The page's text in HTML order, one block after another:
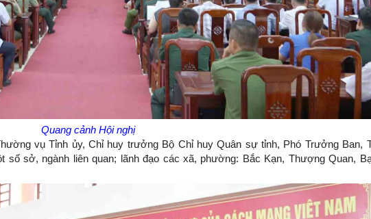
Quang cảnh Hội nghị
vụ Tỉnh ủy, Chỉ huy trưởng Bộ Chỉ huy Quân sự tỉnh, Phó Trưởng Ban,
số sở, ngành liên quan; lãnh đạo các xã, phường: Bắc Kạn, Thượng Quan,